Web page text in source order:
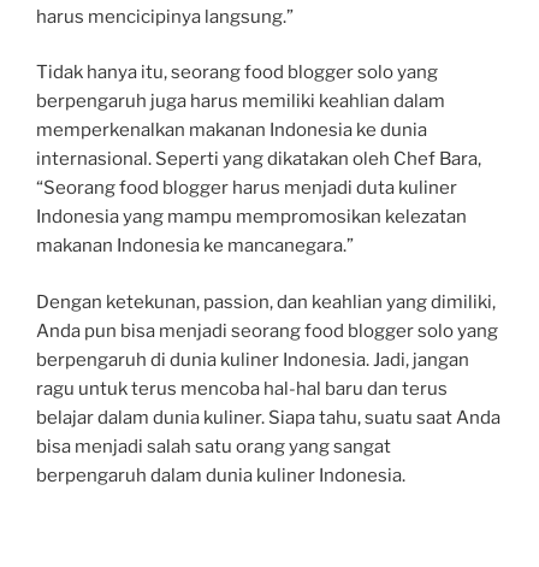
harus mencicipinya langsung.”
Tidak hanya itu, seorang food blogger solo yang
berpengaruh juga harus memiliki keahlian dalam
memperkenalkan makanan Indonesia ke dunia
internasional. Seperti yang dikatakan oleh Chef Bara,
“Seorang food blogger harus menjadi duta kuliner
Indonesia yang mampu mempromosikan kelezatan
makanan Indonesia ke mancanegara.”
Dengan ketekunan, passion, dan keahlian yang dimiliki,
Anda pun bisa menjadi seorang food blogger solo yang
berpengaruh di dunia kuliner Indonesia. Jadi, jangan
ragu untuk terus mencoba hal-hal baru dan terus
belajar dalam dunia kuliner. Siapa tahu, suatu saat Anda
bisa menjadi salah satu orang yang sangat
berpengaruh dalam dunia kuliner Indonesia.